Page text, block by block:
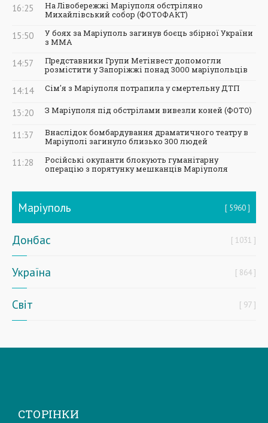
16:25
На Лівобережжі Маріуполя обстріляно
Михайлівський собор (ФОТОФАКТ)
15:50
У боях за Маріуполь загинув боєць збірної України
з ММА
14:57
Представники Групи Метінвест допомогли
розмістити у Запоріжжі понад 3000 маріупольців
14:14 Сім'я з Маріуполя потрапила у смертельну ДТП
13:20 З Маріуполя під обстрілами вивезли коней (ФОТО)
11:37
Внаслідок бомбардування драматичного театру в
Маріуполі загинуло близько 300 людей
11:28
Російські окупанти блокують гуманітарну
операцію з порятунку мешканців Маріуполя
Маріуполь 5960
Донбас 1031
Україна 864
Світ 97
СТОРІНКИ